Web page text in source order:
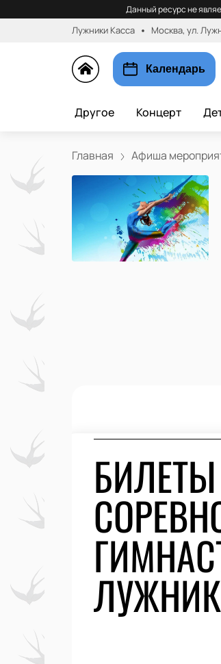
Данный ресурс не
Лужники Касса Москва, ул.
Календарь
Другое Концерт
Главная Афиша